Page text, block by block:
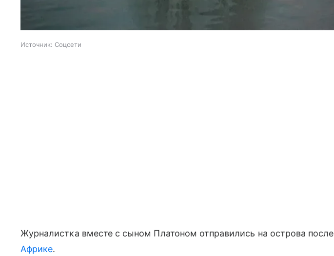
Источник: Соцсети
Журналистка вместе с сыном Платоном отправились на острова после
Африке.